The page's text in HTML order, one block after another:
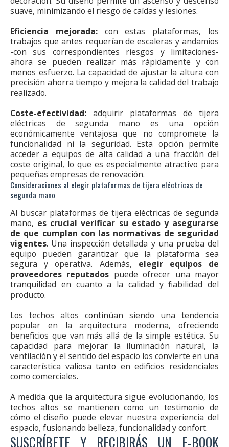
suave, minimizando el riesgo de caídas y lesiones.
Eficiencia mejorada:con estas plataformas, los
trabajos que antes requerían de escaleras y andamios
-con sus correspondientes riesgos y limitaciones-
ahora se pueden realizar más rápidamente y con
menos esfuerzo. La capacidad de ajustar la altura con
precisión ahorra tiempo y mejora la calidad del trabajo
realizado.
Coste-efectividad: adquirir plataformas de tijera
eléctricas de segunda mano es una opción
económicamente ventajosa que no compromete la
funcionalidad ni la seguridad. Esta opción permite
acceder a equipos de alta calidad a una fracción del
coste original, lo que es especialmente atractivo para
pequeñas empresas de renovación.
Consideraciones al elegir plataformas de tijera eléctricas de
segunda mano
Al buscar plataformas de tijera eléctricas de segunda
mano, es crucial verificar su estado y asegurarse
de que cumplan con las normativas de seguridad
vigentes. Una inspección detallada y una prueba del
equipo pueden garantizar que la plataforma sea
segura y operativa. Además, elegir equipos de
proveedores reputados puede ofrecer una mayor
tranquilidad en cuanto a la calidad y fiabilidad del
producto.
Los techos altos continúan siendo una tendencia
popular en la arquitectura moderna, ofreciendo
beneficios que van más allá de la simple estética. Su
capacidad para mejorar la iluminación natural, la
ventilación y el sentido del espacio los convierte en una
característica valiosa tanto en edificios residenciales
como comerciales.
A medida que la arquitectura sigue evolucionando, los
techos altos se mantienen como un testimonio de
cómo el diseño puede elevar nuestra experiencia del
espacio, fusionando belleza, funcionalidad y confort.
SUSCRÍBETE Y RECIBIRÁS UN E-BOOK